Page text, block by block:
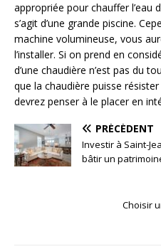
appropriée pour chauffer l’eau
s’agit d’une grande piscine.
machine volumineuse, vous
l’installer. Si on prend en
d’une chaudière n’est pas du
que la chaudière puisse
devrez penser à le placer en
PRÉCÉDENT
Investir à Saint-
bâtir un
Choisir